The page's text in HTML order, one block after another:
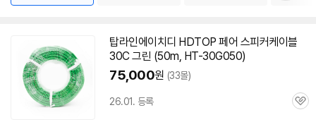
탑라인에이치디 HDTOP 페어 스피커케이블
30C 그린 (50m, HT-30G050)
75,000원 (33몰)
26.01. 등록
관